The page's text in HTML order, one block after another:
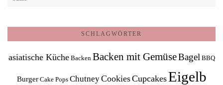
SCHLAGWÖRTER
asiatische Küche Backen Backen mit GemüseBagel BBQ
Burger Cake Pops ChutneyCookiesCupcakesEigelb